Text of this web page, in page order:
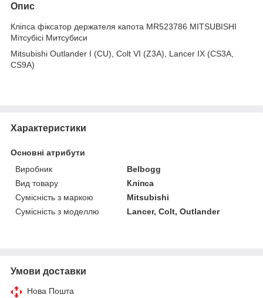
Опис
Кліпса фіксатор держателя капота MR523786 MITSUBISHI
Мітсубісі Митсубиси
Mitsubishi Outlander I (CU), Colt VI (Z3A), Lancer IX (CS3A,
CS9A)
Характеристики
Основні атрибути
Виробник
Belbogg
Вид товару
Кліпса
Сумісність з маркою
Mitsubishi
Сумісність з моделлю
Lancer, Colt, Outlander
Умови доставки
Нова Пошта